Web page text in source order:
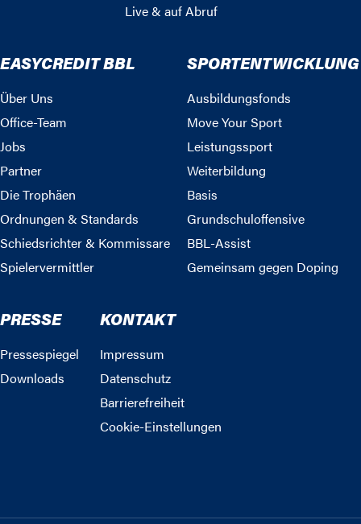
Live & auf Abruf
EASYCREDIT BBL
Über Uns
Office-Team
Jobs
Partner
Die Trophäen
Ordnungen & Standards
Schiedsrichter & Kommissare
Spielervermittler
SPORTENTWICKLUNG
Ausbildungsfonds
Move Your Sport
Leistungssport
Weiterbildung
Basis
Grundschuloffensive
BBL-Assist
Gemeinsam gegen Doping
PRESSE
Pressespiegel
Downloads
KONTAKT
Impressum
Datenschutz
Barrierefreiheit
Cookie-Einstellungen